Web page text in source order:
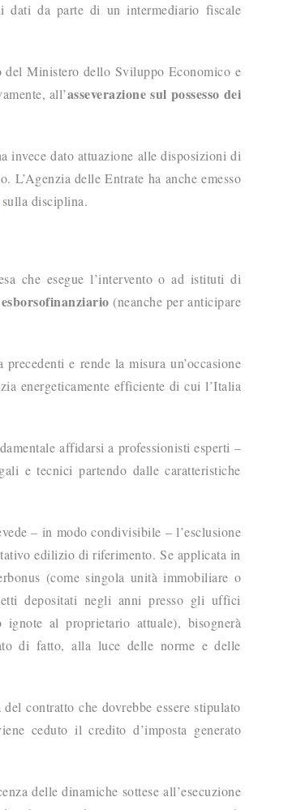
dati da parte di un intermediario fiscale
del Ministero dello Sviluppo Economico e
all’asseverazione sul possesso dei
invece dato attuazione alle disposizioni di
delle Entrate ha anche emesso
sulla disciplina.
che esegue l’intervento o ad istituti di
finanziario (neanche per anticipare
e rende la misura un’occasione
energeticamente efficiente di cui l’Italia
affidarsi a professionisti esperti –
e tecnici partendo dalle caratteristiche
– in modo condivisibile – l’esclusione
edilizio di riferimento. Se applicata in
(come singola unità immobiliare o
depositati negli anni presso gli uffici
al proprietario attuale), bisognerà
di fatto, alla luce delle norme e delle
contratto che dovrebbe essere stipulato
ceduto il credito d’imposta generato
delle dinamiche sottese all’esecuzione